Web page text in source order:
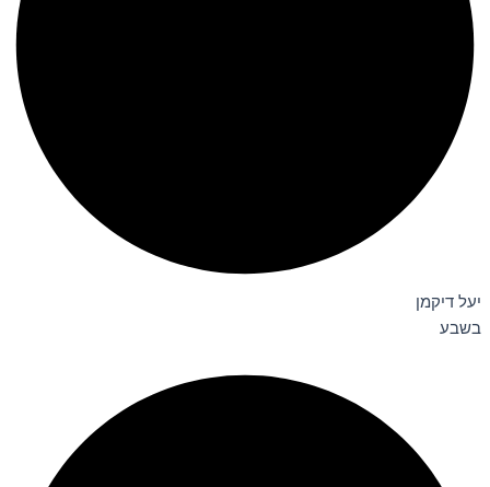
יעל דיקמן
בשבע